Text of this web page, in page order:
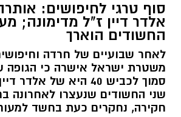
משטרת ישראל אישרה כי הגופה
שני החשודים שנעצרו לאחרונה
חקירה, נחקרים כעת בחשד
ומעצרם הוארך.
רותם שרון / 19:00 06.08.26
קרא עוד
אולי יעניין אותך גם